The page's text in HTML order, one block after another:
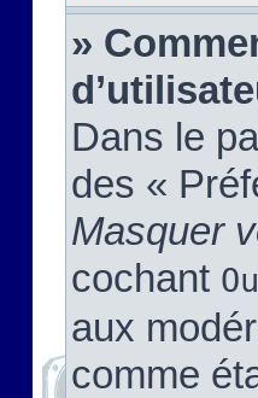
»
Dans le
des «
Masquer
cochant
aux
comme